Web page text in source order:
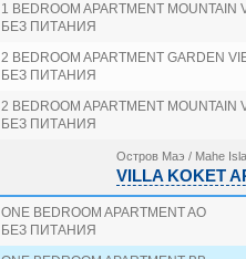
1 BEDROOM APARTMENT MOUNTAIN
БЕЗ ПИТАНИЯ
2 BEDROOM APARTMENT GARDEN
БЕЗ ПИТАНИЯ
2 BEDROOM APARTMENT MOUNTAIN
БЕЗ ПИТАНИЯ
Остров Маэ / Mahe
VILLA KOKET
ONE BEDROOM APARTMENT AO
БЕЗ ПИТАНИЯ